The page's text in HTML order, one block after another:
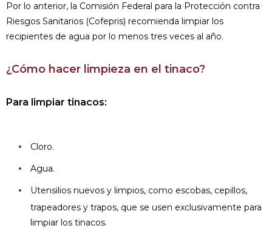
Por lo anterior, la Comisión Federal para la Protección contra
Riesgos Sanitarios (Cofepris) recomienda limpiar los
recipientes de agua por lo menos tres veces al año.
¿Cómo hacer limpieza en el tinaco?
Para limpiar tinacos:
Cloro.
Agua.
Utensilios nuevos y limpios, como escobas, cepillos,
trapeadores y trapos, que se usen exclusivamente para
limpiar los tinacos.